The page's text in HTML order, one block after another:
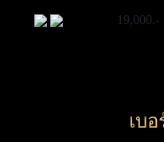
19,000.-
เบ